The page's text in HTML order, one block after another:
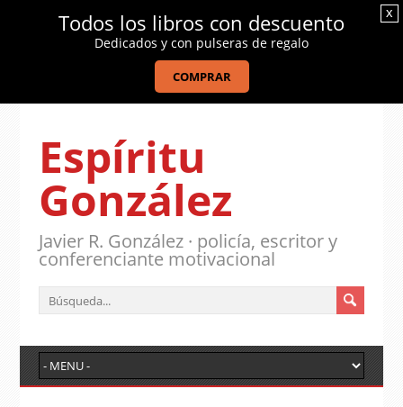
Espíritu
González
Javier R. González · policía, escritor y
conferenciante motivacional
Todos los libros con descuento
Dedicados y con pulseras de regalo
COMPRAR
x